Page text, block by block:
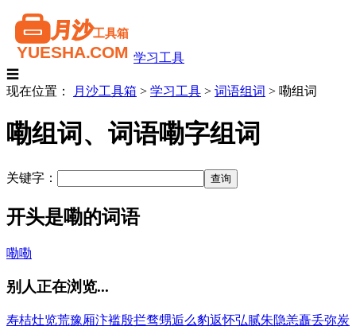
学习工具
☰
现在位置：
月沙工具箱 > 学习工具 > 词语组词 > 嘞组词
嘞组词、词语嘞字组词
关键字：
开头是嘞的词语
嘞嘞
别人正在浏览...
寿桔灶览荒豫厢汴褴殷拦骛甥逅么豹返怀弘腻朱隐恙矗丢弥炭